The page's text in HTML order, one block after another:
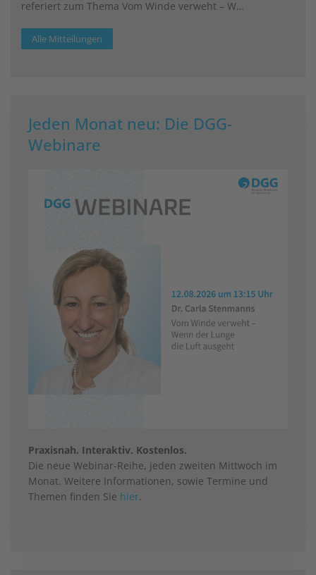
referiert zum Thema Vom Winde verweht – W…
Alle Mitteilungen
Jeden Monat neu: Die DGG-
Webinare
Praxisnah. Interaktiv. Kostenlos.
Die neue Webinar-Reihe, jeden zweiten Mittwoch im
Monat. Weitere Informationen, sowie Termine und
Themen finden Sie hier.